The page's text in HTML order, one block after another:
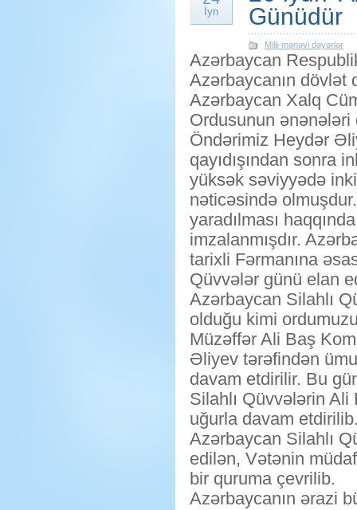
İyn
Günüdür
Milli-mənəvi dəyərlər
Azərbaycan
Azərbaycanın dövlət
Azərbaycan Xalq
Ordusunun
Öndərimiz Heydər
qayıdışından sonra
yüksək səviyyədə
nəticəsində
yaradılması
imzalanmışdır.
tarixli Fərmanına
Qüvvələr günü elan
Azərbaycan Silahlı
olduğu kimi
Müzəffər Ali Baş
Əliyev tərəfindən
davam etdirilir. Bu
Silahlı Qüvvələrin
uğurla davam
Azərbaycan Silahlı
edilən, Vətənin
bir quruma çevrilib.
Azərbaycanın ərazi